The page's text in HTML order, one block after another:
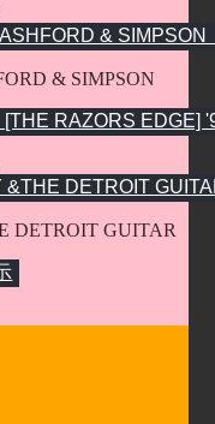
& SIMPSON
DETROIT GUITAR